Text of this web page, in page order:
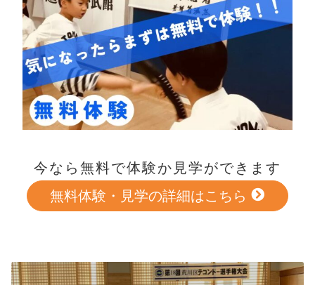
今なら無料で体験か見学ができます
無料体験・見学の詳細はこちら